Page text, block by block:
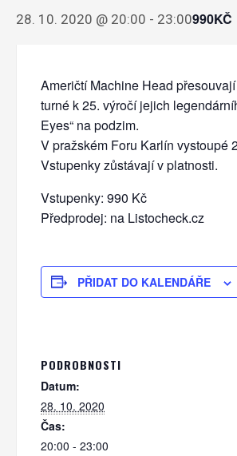
28. 10. 2020 @ 20:00 - 23:00990KČ
Američtí Machine Head
turné k 25. výročí jejich
Eyes“ na podzim.
V pražském Foru Karlín vystoupé
Vstupenky zůstávají v platnosti.
Vstupenky: 990 Kč
Předprodej: na Listocheck.cz
PŘIDAT DO KALENDÁŘE
PODROBNOSTI
Datum:
28. 10. 2020
Čas:
20:00 - 23:00